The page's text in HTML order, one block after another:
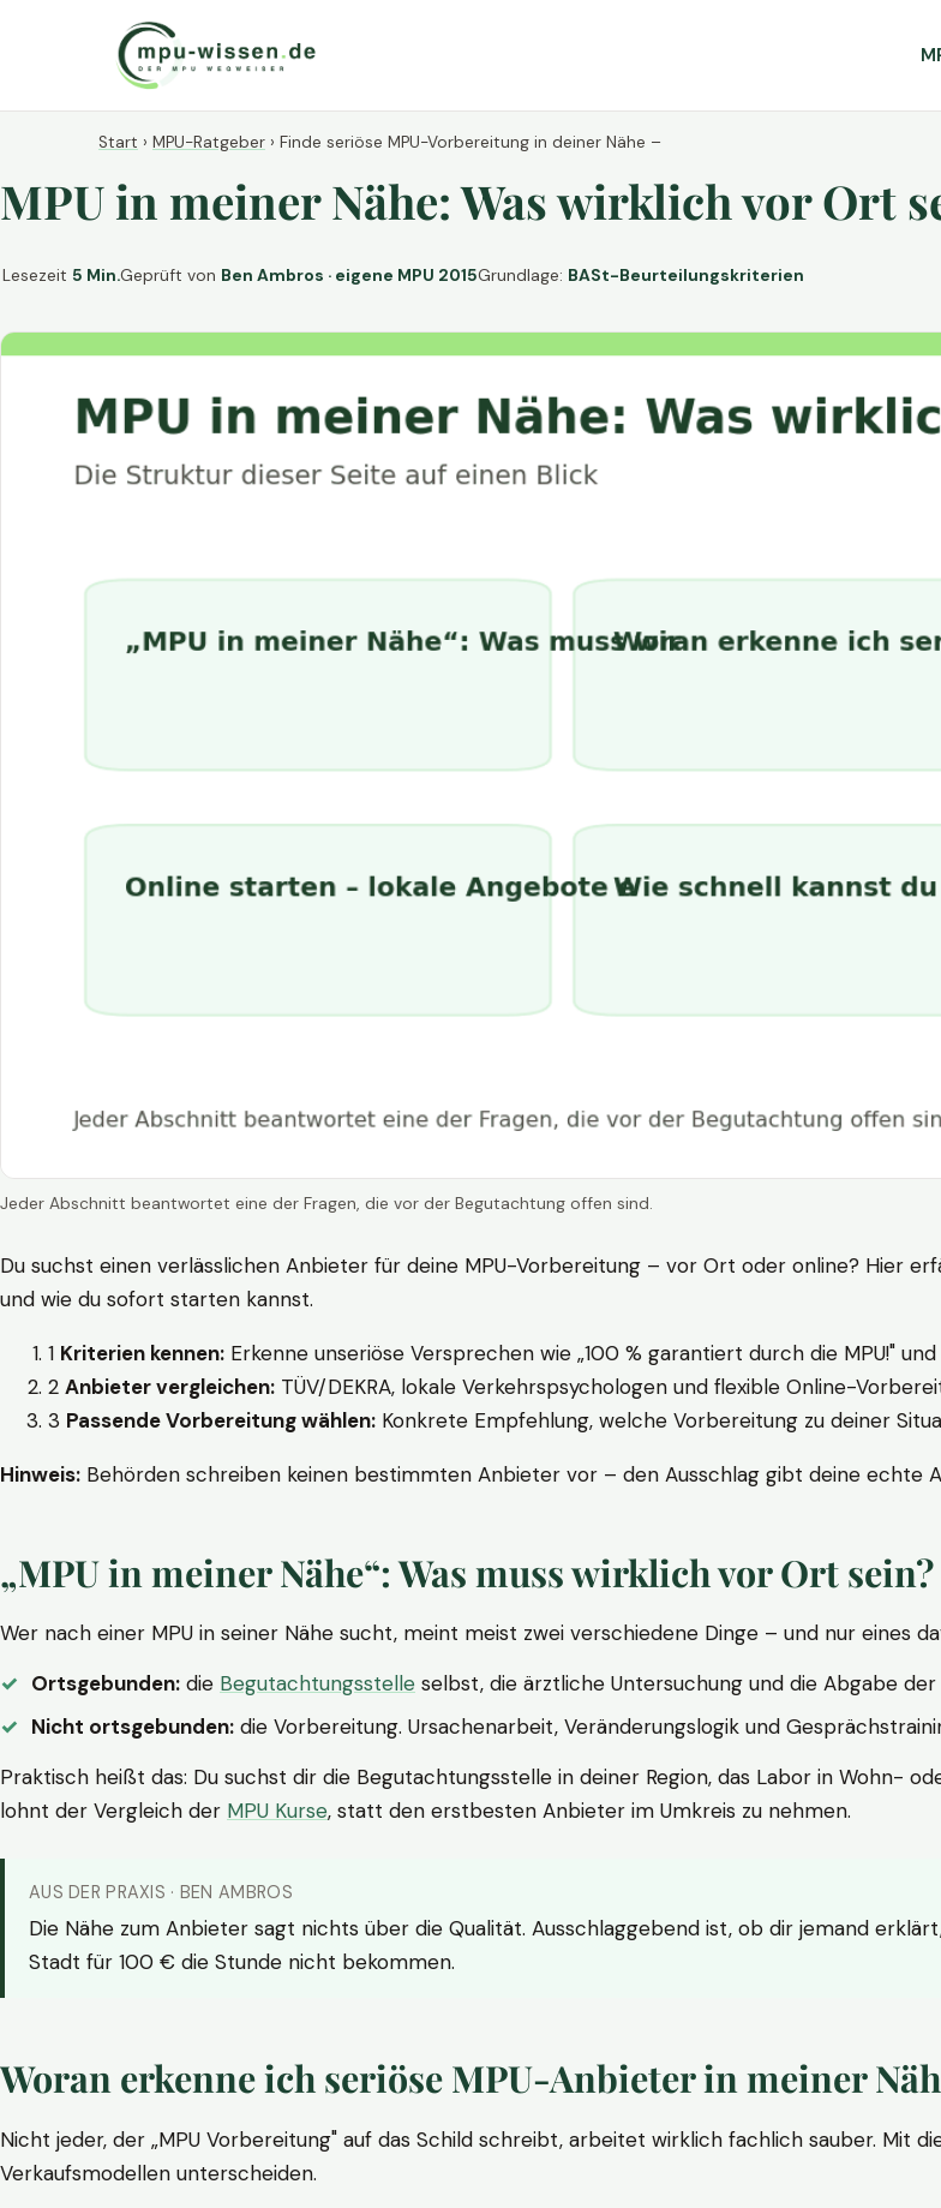
Start › MPU-Ratgeber › Finde seriöse MPU-Vorbereitung in deiner Nähe –
MPU in meiner Nähe: Was wirklich vor Ort
Lesezeit 5 Min.Geprüft von Ben Ambros · eigene MPU 2015Grundlage: BASt-Beurteilungskriterien
Jeder Abschnitt beantwortet eine der Fragen, die vor der Begutachtung offen sind.
Du suchst einen verlässlichen Anbieter für deine MPU-Vorbereitung – vor Ort oder online? Hier
und wie du sofort starten kannst.
1 Kriterien kennen: Erkenne unseriöse Versprechen wie „100 % garantiert durch die MPU!"
2 Anbieter vergleichen: TÜV/DEKRA, lokale Verkehrspsychologen und flexible Online-
3 Passende Vorbereitung wählen: Konkrete Empfehlung, welche Vorbereitung zu deiner
Hinweis: Behörden schreiben keinen bestimmten Anbieter vor – den Ausschlag gibt deine echte
„MPU in meiner Nähe“: Was muss wirklich vor Ort sein?
Wer nach einer MPU in seiner Nähe sucht, meint meist zwei verschiedene Dinge – und nur eines
Ortsgebunden: die Begutachtungsstelle selbst, die ärztliche Untersuchung und die Abgabe
Nicht ortsgebunden: die Vorbereitung. Ursachenarbeit, Veränderungslogik und
Praktisch heißt das: Du suchst dir die Begutachtungsstelle in deiner Region, das Labor in Wohn-
lohnt der Vergleich der MPU Kurse, statt den erstbesten Anbieter im Umkreis zu nehmen.
AUS DER PRAXIS · BEN AMBROS
Die Nähe zum Anbieter sagt nichts über die Qualität. Ausschlaggebend ist, ob dir jemand
Stadt für 100 € die Stunde nicht bekommen.
Woran erkenne ich seriöse MPU-Anbieter in meiner
Nicht jeder, der „MPU Vorbereitung" auf das Schild schreibt, arbeitet wirklich fachlich sauber. Mit
Verkaufsmodellen unterscheiden.